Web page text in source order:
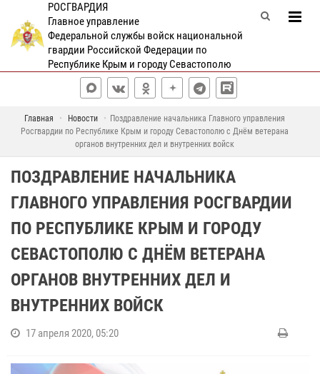
РОСГВАРДИЯ
Главное управление
Федеральной службы войск национальной
гвардии Российской Федерации по
Республике Крым и городу Севастополю
Главная Новости
Поздравление начальника Главного управления
Росгвардии по Республике Крым и городу Севастополю с Днём ветерана
органов внутренних дел и внутренних войск
ПОЗДРАВЛЕНИЕ НАЧАЛЬНИКА
ГЛАВНОГО УПРАВЛЕНИЯ РОСГВАРДИИ
ПО РЕСПУБЛИКЕ КРЫМ И ГОРОДУ
СЕВАСТОПОЛЮ С ДНЁМ ВЕТЕРАНА
ОРГАНОВ ВНУТРЕННИХ ДЕЛ И
ВНУТРЕННИХ ВОЙСК
17 апреля 2020, 05:20